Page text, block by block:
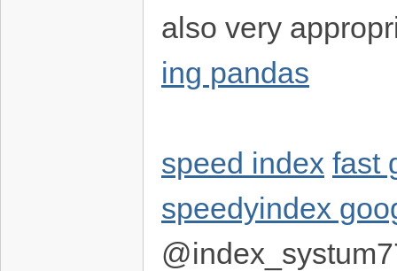
also very
ing pandas
speed index fast
speedyindex